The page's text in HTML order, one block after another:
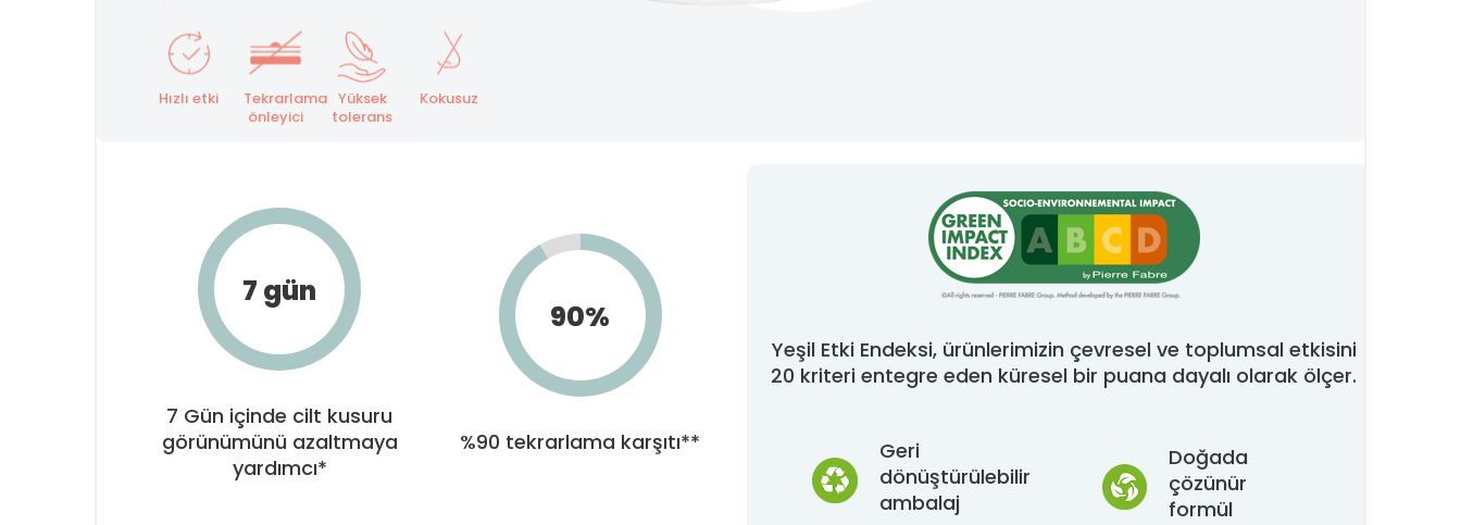
Hızlı etki
Tekrarlama
önleyici
Yüksek
tolerans
Kokusuz
7 gün
7 Gün içinde cilt kusuru
görünümünü azaltmaya
yardımcı*
90%
%90 tekrarlama karşıtı**
Yeşil Etki Endeksi, ürünlerimizin çevresel ve toplumsal etkisini
20 kriteri entegre eden küresel bir puana dayalı olarak ölçer.
Geri
dönüştürülebilir
ambalaj
Doğada
çözünür
formül